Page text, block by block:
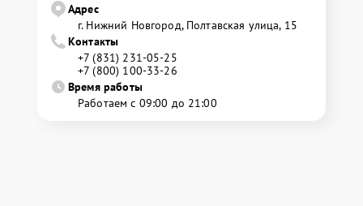
Адрес
г. Нижний Новгород, Полтавская улица, 15
Контакты
+7 (831) 231-05-25
+7 (800) 100-33-26
Время работы
Работаем с 09:00 до 21:00